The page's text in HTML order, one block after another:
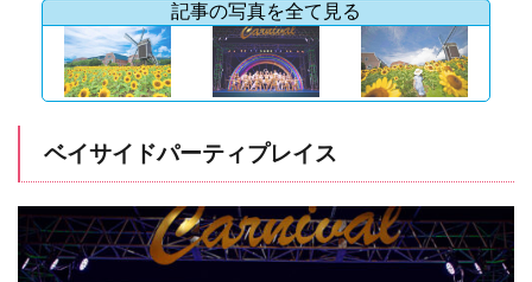
記事の写真を全て見る
ベイサイドパーティプレイス